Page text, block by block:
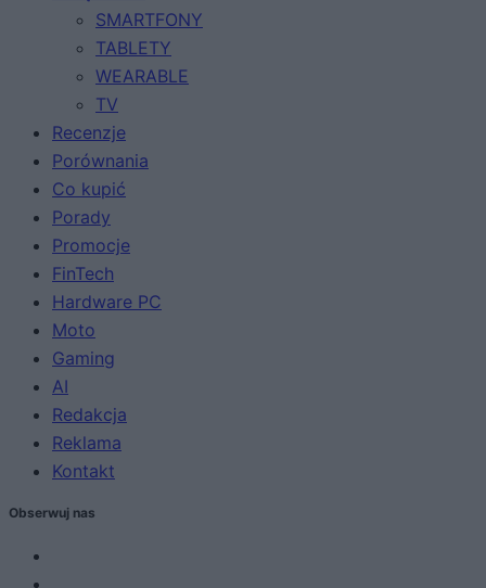
SMARTFONY
TABLETY
WEARABLE
TV
Recenzje
Porównania
Co kupić
Porady
Promocje
FinTech
Hardware PC
Moto
Gaming
AI
Redakcja
Reklama
Kontakt
Obserwuj nas